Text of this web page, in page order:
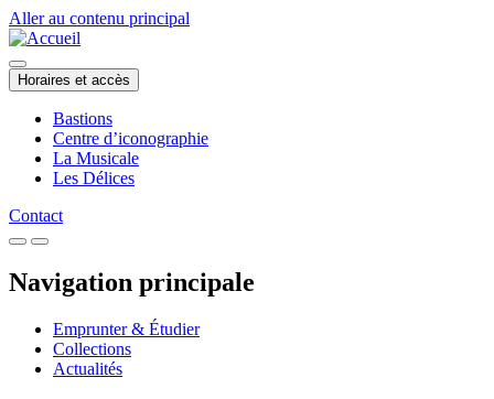
Aller au contenu principal
Horaires et accès
Bastions
Centre d’iconographie
La Musicale
Les Délices
Contact
Navigation principale
Emprunter & Étudier
Collections
Actualités